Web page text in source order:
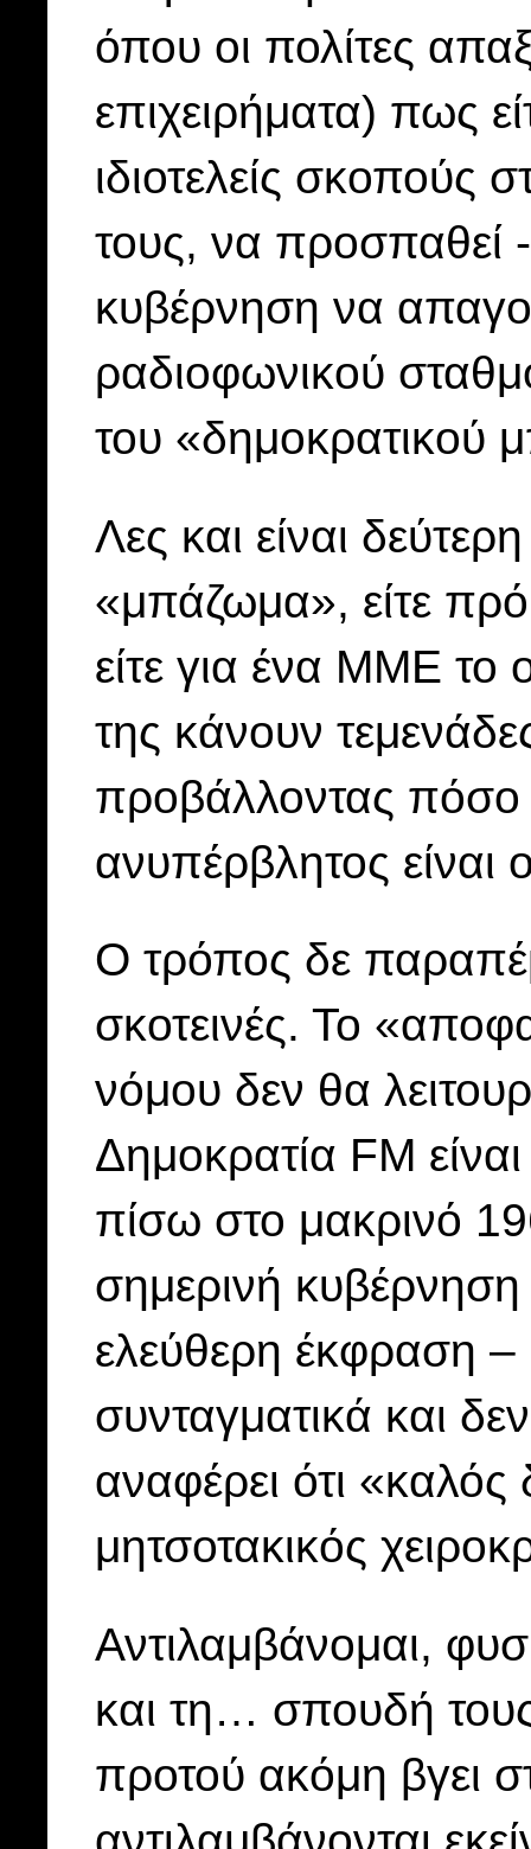
όπου οι πολίτες
επιχειρήματα) πως
ιδιοτελείς σκοπούς
τους, να
κυβέρνηση να
ραδιοφωνικού
του «δημοκρατικού
Λες και είναι
«μπάζωμα», είτε
είτε για ένα ΜΜΕ το
της κάνουν
προβάλλοντας πόσο
ανυπέρβλητος
Ο τρόπος δε
σκοτεινές. Το
νόμου δεν θα
Δημοκρατία FM
πίσω στο μακρινό
σημερινή
ελεύθερη έκφραση –
συνταγματικά και
αναφέρει ότι
μητσοτακικός
Αντιλαμβάνομαι,
και τη… σπουδή
προτού ακόμη βγει